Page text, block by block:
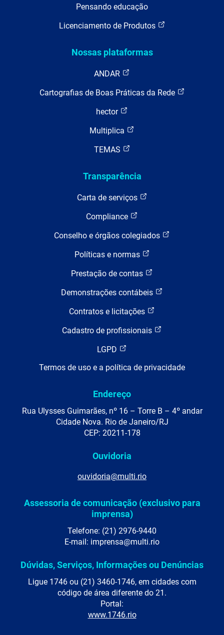
Pensando educação
Licenciamento de Produtos
Nossas plataformas
ANDAR
Cartografias de Boas Práticas da Rede
hector
Multiplica
TEMAS
Transparência
Carta de serviços
Compliance
Conselho e órgãos colegiados
Políticas e normas
Prestação de contas
Demonstrações contábeis
Contratos e licitações
Cadastro de profissionais
LGPD
Termos de uso e a política de privacidade
Endereço
Rua Ulysses Guimarães, nº 16 – Torre B – 4º andar
Cidade Nova. Rio de Janeiro/RJ
CEP: 20211-178
Ouvidoria
ouvidoria@multi.rio
Assessoria de comunicação (exclusivo para
imprensa)
Telefone: (21) 2976-9440
E-mail: imprensa@multi.rio
Dúvidas, Serviços, Informações ou Denúncias
Ligue 1746 ou (21) 3460-1746, em cidades com
código de área diferente do 21.
Portal:
www.1746.rio